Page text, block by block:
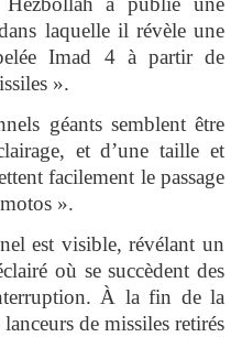
laquelle il révèle une
Imad 4 à partir de
».
géants semblent être
et d’une taille et
facilement le passage
».
est visible, révélant un
où se succèdent des
À la fin de la
de missiles retirés